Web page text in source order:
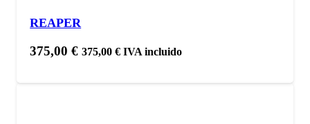
REAPER
375,00€ 375,00€ IVA incluido